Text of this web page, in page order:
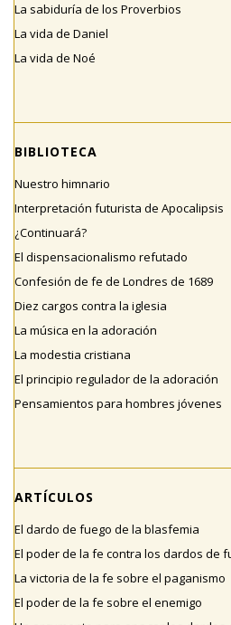
La sabiduría de los Proverbios
La vida de Daniel
La vida de Noé
BIBLIOTECA
Nuestro himnario
Interpretación futurista de Apocalipsis
¿Continuará?
El dispensacionalismo refutado
Confesión de fe de Londres de 1689
Diez cargos contra la iglesia
La música en la adoración
La modestia cristiana
El principio regulador de la adoración
Pensamientos para hombres jóvenes
ARTÍCULOS
El dardo de fuego de la blasfemia
El poder de la fe contra los dardos de
La victoria de la fe sobre el paganismo
El poder de la fe sobre el enemigo